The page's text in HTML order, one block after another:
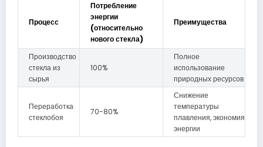
Процесс
Потребление
энергии
(относительно
нового стекла)
Преимущества
Производство
стекла из
сырья
100%
Полное
использование
природных ресурсов
Переработка
стеклобоя
70-80%
Снижение
температуры
плавления, экономия
энергии